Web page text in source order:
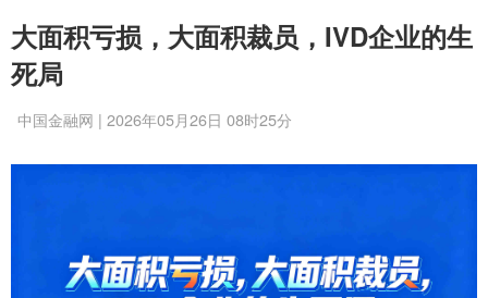
大面积亏损，大面积裁员，IVD企业的生
死局
中国金融网 | 2026年05月26日 08时25分